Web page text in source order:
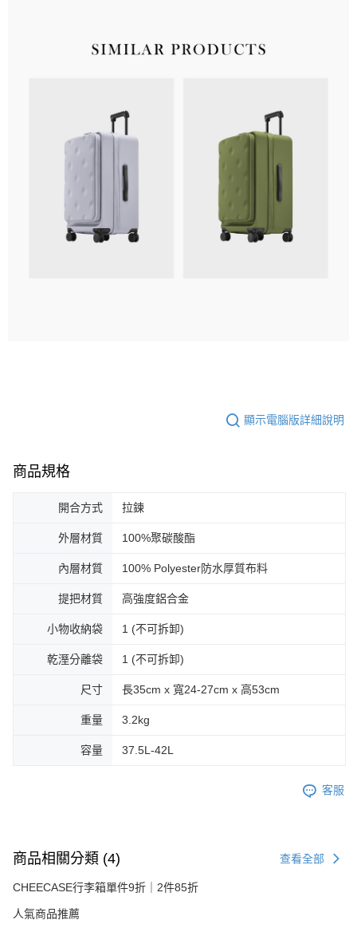
顯示電腦版詳細說明
商品規格
開合方式 拉鍊
外層材質 100%聚碳酸酯
內層材質 100% Polyester防水厚質布料
提把材質 高強度鋁合金
小物收納袋 1 (不可拆卸)
乾溼分離袋 1 (不可拆卸)
尺寸 長35cm x 寬24-27cm x 高53cm
重量 3.2kg
容量 37.5L-42L
客服
商品相關分類 (4) 查看全部
CHEECASE行李箱單件9折｜2件85折
人氣商品推薦